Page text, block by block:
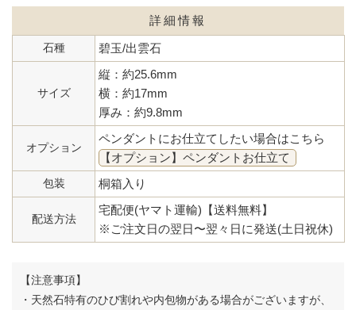
詳細情報
石種 碧玉/出雲石
サイズ
縦：約25.6mm
横：約17mm
厚み：約9.8mm
オプション
ペンダントにお仕立てしたい場合はこちら
【オプション】ペンダントお仕立て
包装
桐箱入り
配送方法
宅配便(ヤマト運輸)【送料無料】
※ご注文日の翌日〜翌々日に発送(土日祝休)
【注意事項】
・天然石特有のひび割れや内包物がある場合がございますが、